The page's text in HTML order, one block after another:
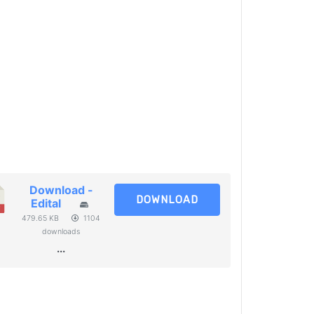
Download -
Edital
479.65 KB
1104
downloads
...
DOWNLOAD